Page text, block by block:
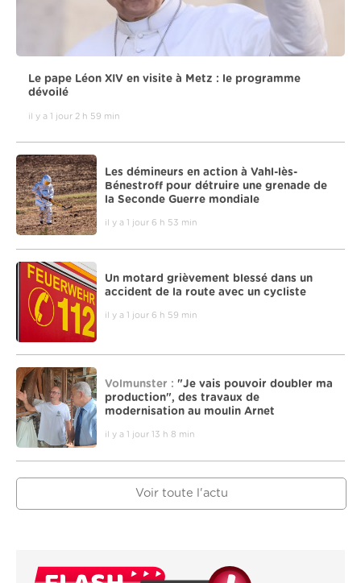
Le pape Léon XIV en visite à Metz : le programme
dévoilé
il y a 1 jour 2 h 59 min
Les démineurs en action à Vahl-lès-
Bénestroff pour détruire une grenade de
la Seconde Guerre mondiale
il y a 1 jour 6 h 53 min
Un motard grièvement blessé dans un
accident de la route avec un cycliste
il y a 1 jour 6 h 59 min
Volmunster : "Je vais pouvoir doubler ma
production", des travaux de
modernisation au moulin Arnet
il y a 1 jour 13 h 8 min
Voir toute l'actu